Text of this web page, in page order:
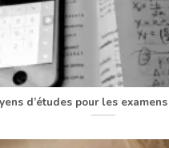
d’études pour les